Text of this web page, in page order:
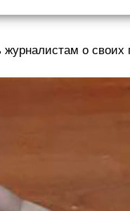
журналистам о